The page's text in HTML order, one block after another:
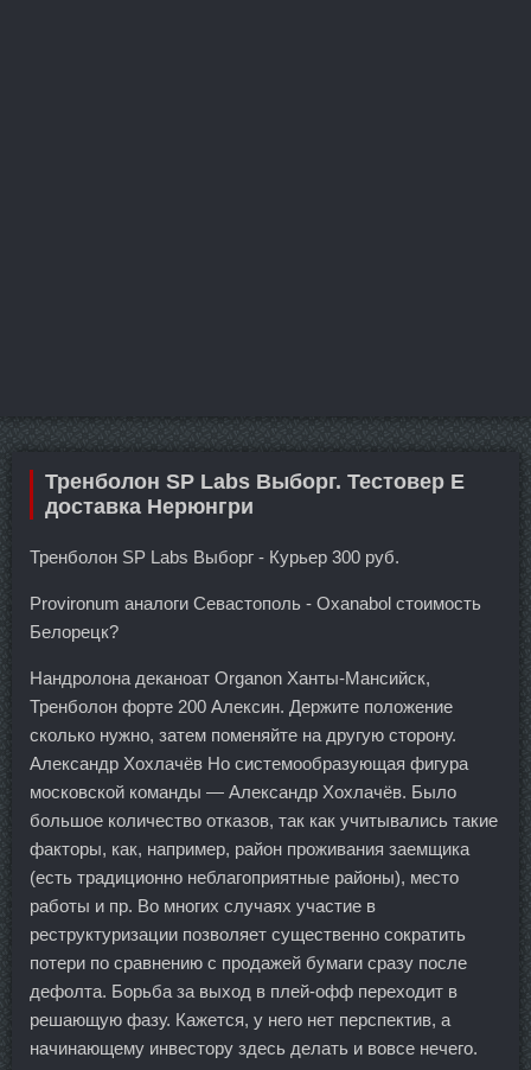
Тренболон SP Labs Выборг. Тестовер Е
доставка Нерюнгри
Тренболон SP Labs Выборг - Курьер 300 руб.
Provironum аналоги Севастополь - Oxanabol стоимость
Белорецк?
Нандролона деканоат Organon Ханты-Мансийск,
Тренболон форте 200 Алексин. Держите положение
сколько нужно, затем поменяйте на другую сторону.
Александр Хохлачёв Но системообразующая фигура
московской команды — Александр Хохлачёв. Было
большое количество отказов, так как учитывались такие
факторы, как, например, район проживания заемщика
(есть традиционно неблагоприятные районы), место
работы и пр. Во многих случаях участие в
реструктуризации позволяет существенно сократить
потери по сравнению с продажей бумаги сразу после
дефолта. Борьба за выход в плей-офф переходит в
решающую фазу. Кажется, у него нет перспектив, а
начинающему инвестору здесь делать и вовсе нечего.